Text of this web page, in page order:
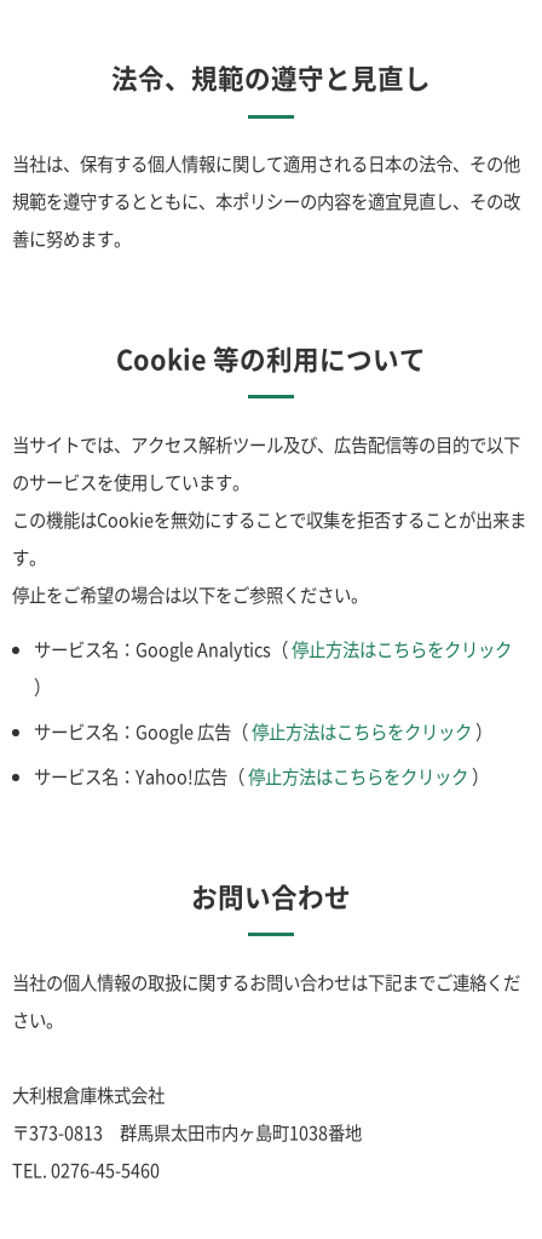
法令、規範の遵守と見直し
当社は、保有する個人情報に関して適用される日本の法令、その他
規範を遵守するとともに、本ポリシーの内容を適宜見直し、その改
善に努めます。
Cookie 等の利用について
当サイトでは、アクセス解析ツール及び、広告配信等の目的で以下
のサービスを使用しています。
この機能はCookieを無効にすることで収集を拒否することが出来ま
す。
停止をご希望の場合は以下をご参照ください。
サービス名：Google Analytics（停止方法はこちらをクリック
）
サービス名：Google 広告（停止方法はこちらをクリック）
サービス名：Yahoo!広告（停止方法はこちらをクリック）
お問い合わせ
当社の個人情報の取扱に関するお問い合わせは下記までご連絡くだ
さい。
大利根倉庫株式会社
〒373-0813 群馬県太田市内ヶ島町1038番地
TEL.0276-45-5460